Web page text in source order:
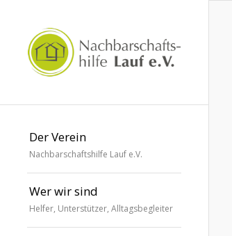
Der Verein
Nachbarschaftshilfe Lauf e.V.
Wer wir sind
Helfer, Unterstützer, Alltagsbegleiter